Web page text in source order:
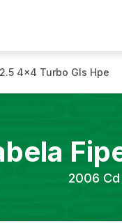
4x4 Turbo Gls Hpe
2006